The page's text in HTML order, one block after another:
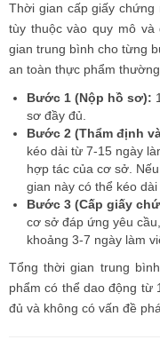
Thời gian cấp giấy
tùy thuộc vào quy mô
gian trung bình cho từng
an toàn thực phẩm
Bước 1 (Nộp hồ sơ):
sơ đầy đủ.
Bước 2 (Thẩm định
kéo dài từ 7-15 ngày
hợp tác của cơ sở.
gian này có thể kéo dài
Bước 3 (Cấp giấy
cơ sở đáp ứng yêu
khoảng 3-7 ngày làm
Tổng thời gian trung
phẩm có thể dao động từ
đủ và không có vấn đề